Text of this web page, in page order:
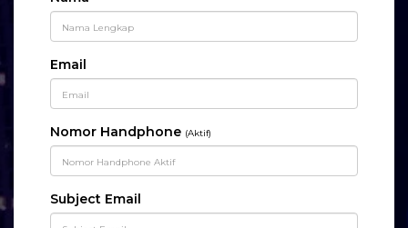
Email
Nomor Handphone (Aktif)
Subject Email